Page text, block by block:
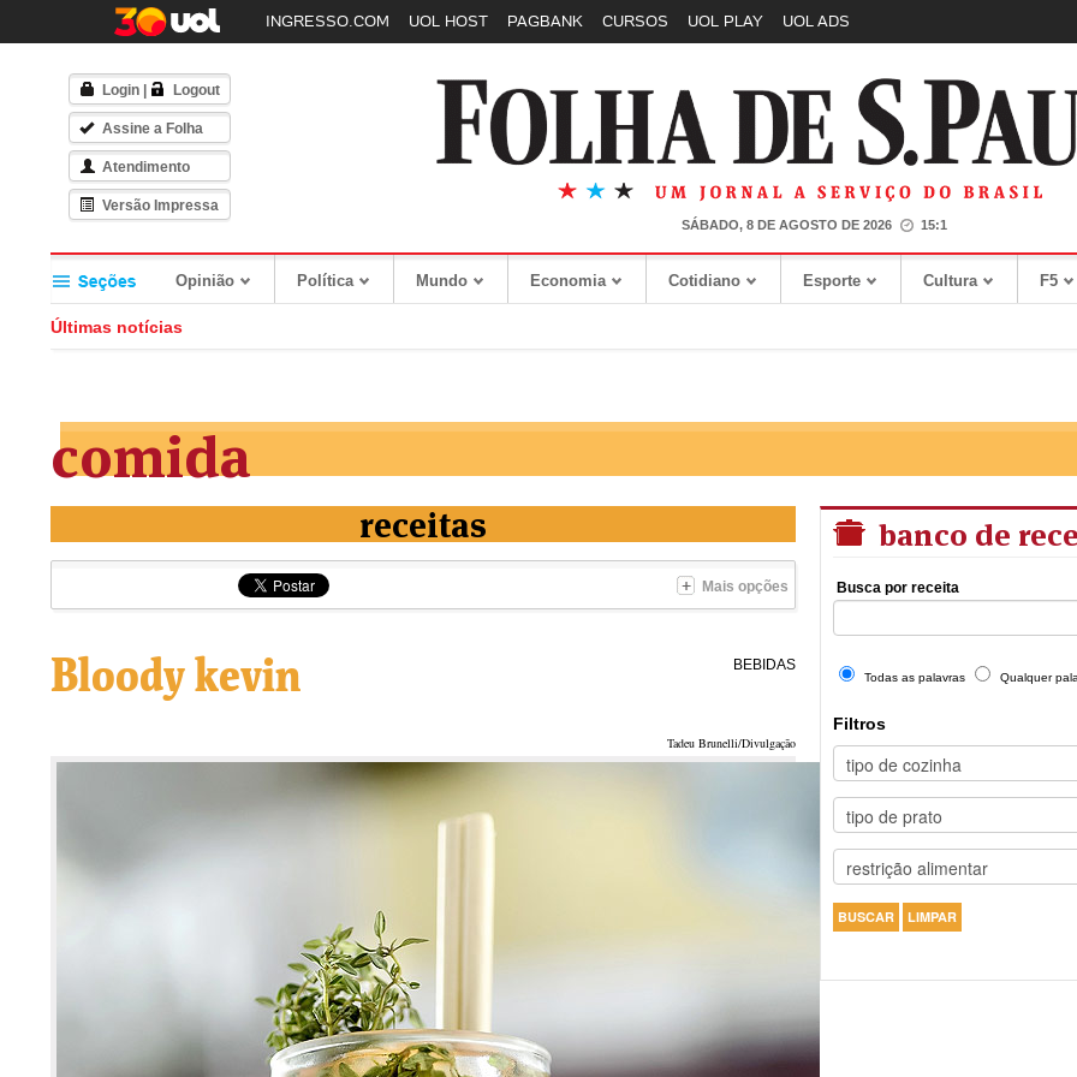
INGRESSO.COM UOL HOST PAGBANK CURSOS UOL PLAY UOL ADS
SÁBADO, 8 DE AGOSTO DE 2026 15:1
Login Logout
Assine a Folha
Atendimento
Versão Impressa
Opinião Política Mundo Economia Cotidiano Esporte Cultura F5
Últimas notícias
comida
receitas
Mais opções
Bloody kevin BEBIDAS
Tadeu Brunelli/Divulgação
banco de
Busca por receita
Todas as palavras Qualquer
Filtros